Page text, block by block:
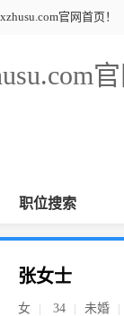
官网首页！
职位搜索
张女士
女 34 未婚